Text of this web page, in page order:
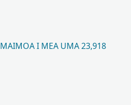
MAIMOA I MEA UMA 23,918